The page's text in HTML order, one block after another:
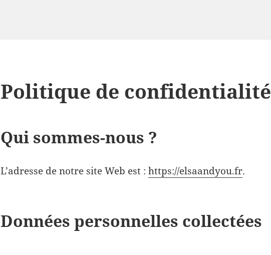
Politique de confidentialité
Qui sommes-nous ?
L’adresse de notre site Web est :https://elsaandyou.fr.
Données personnelles collectées